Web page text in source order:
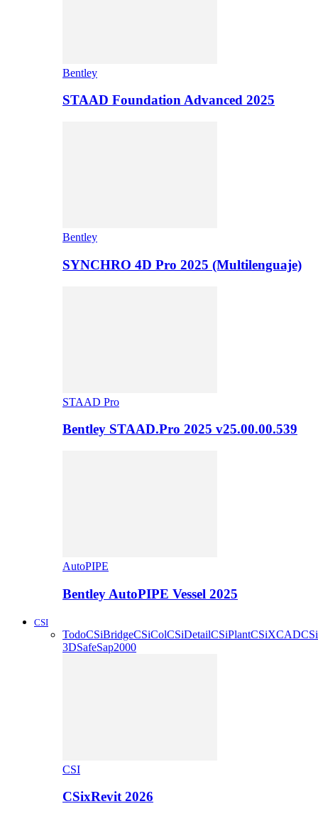
Bentley
STAAD Foundation Advanced 2025
Bentley
SYNCHRO 4D Pro 2025 (Multilenguaje)
STAAD Pro
Bentley STAAD.Pro 2025 v25.00.00.539
AutoPIPE
Bentley AutoPIPE Vessel 2025
CSI
TodoCSiBridgeCSiColCSiDetailCSiPlantCSiXCAD
3DSafeSap2000
CSI
CSixRevit 2026